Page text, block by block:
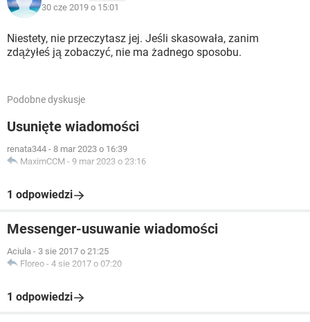
30 cze 2019 o 15:01
Niestety, nie przeczytasz jej. Jeśli skasowała, zanim
zdążyłeś ją zobaczyć, nie ma żadnego sposobu.
Podobne dyskusje
Usunięte wiadomości
renata344 - 8 mar 2023 o 16:39
MaximCCM - 9 mar 2023 o 23:16
1 odpowiedzi
Messenger-usuwanie wiadomości
Aciula - 3 sie 2017 o 21:25
Floreo - 4 sie 2017 o 07:20
1 odpowiedzi